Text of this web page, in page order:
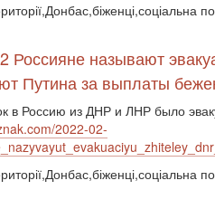
Россияне называют
Путина за выплаты
в Россию из ДНР и ЛНР было
2022-02-